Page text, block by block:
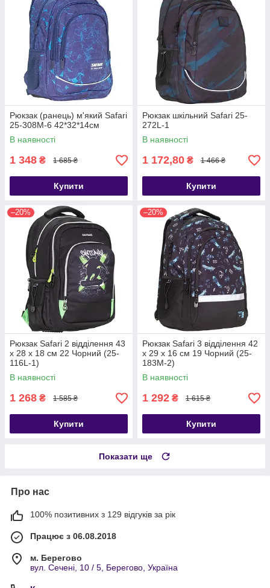
Рюкзак (ранець) м'який Safari
25-308M-6 42*32*14см
В наявності
1 348 ₴ 1 685 ₴
Купити
Рюкзак шкільний Safari 25-
272L-1
В наявності
1 172,80 ₴ 1 466 ₴
Купити
–20%
Рюкзак Safari 2 відділення 43
х 28 х 18 см 22 Чорний (25-
116L-1)
В наявності
1 268 ₴ 1 585 ₴
Купити
–20%
Рюкзак Safari 3 відділення 42
x 29 x 16 см 19 Чорний (25-
183M-2)
В наявності
1 292 ₴ 1 615 ₴
Купити
Показати ще
Про нас
100% позитивних з 129 відгуків за рік
Працює з 06.08.2018
м. Берегово
вул. Сечені, 10 / 5, Берегово, Україна